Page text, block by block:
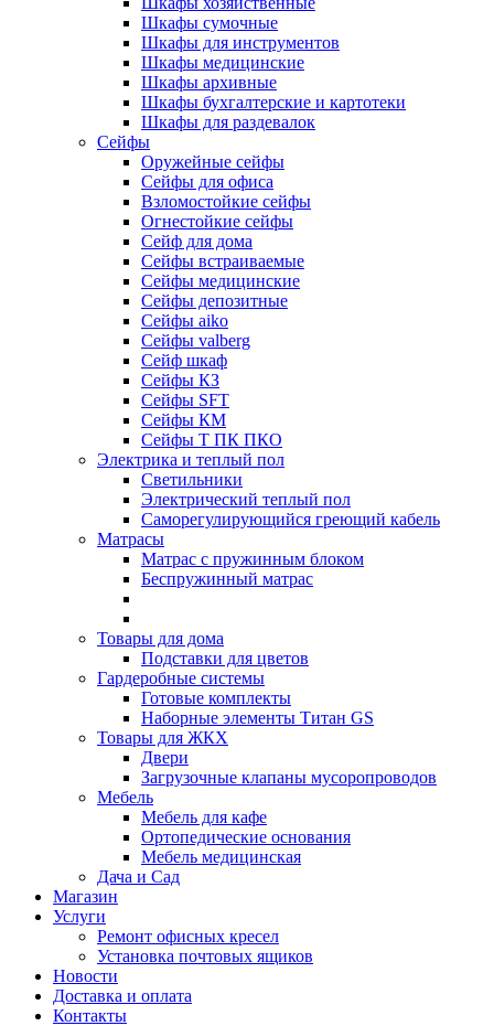
Шкафы сумочные
Шкафы для инструментов
Шкафы медицинские
Шкафы архивные
Шкафы бухгалтерские и картотеки
Шкафы для раздевалок
Сейфы
Оружейные сейфы
Сейфы для офиса
Взломостойкие сейфы
Огнестойкие сейфы
Cейф для дома
Сейфы встраиваемые
Сейфы медицинские
Сейфы депозитные
Сейфы aiko
Сейфы valberg
Сейф шкаф
Сейфы КЗ
Сейфы SFT
Сейфы КМ
Сейфы Т ПК ПКО
Электрика и теплый пол
Светильники
Электрический теплый пол
Саморегулирующийся греющий кабель
Матрасы
Матрас с пружинным блоком
Беспружинный матрас
Товары для дома
Подставки для цветов
Гардеробные системы
Готовые комплекты
Наборные элементы Титан GS
Товары для ЖКХ
Двери
Загрузочные клапаны мусоропроводов
Мебель
Мебель для кафе
Ортопедические основания
Мебель медицинская
Дача и Сад
Магазин
Услуги
Ремонт офисных кресел
Установка почтовых ящиков
Новости
Доставка и оплата
Контакты